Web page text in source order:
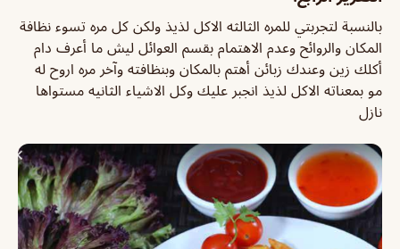
بالنسبة لتجربتي للمره الثالثه الاكل لذيذ ولكن كل مره تسوء نظافة
المكان والروائح وعدم الاهتمام بقسم العوائل ليش ما أعرف دام
أكلك زين وعندك زبائن أهتم بالمكان وبنظافته وآخر مره اروح له
مو بمعناته الاكل لذيذ انجبر عليك وكل الاشياء الثانيه مستواها
نازل